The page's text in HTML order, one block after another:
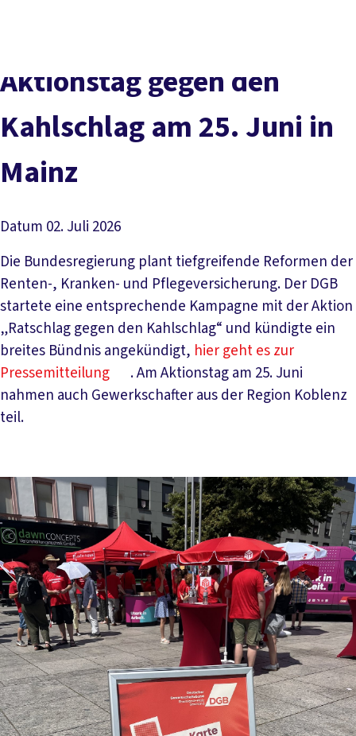
Politik vor Ort
Mitmachen
Aktionstag gegen den
Kahlschlag am 25. Juni in
Mainz
Datum 02. Juli 2026
Die Bundesregierung plant tiefgreifende Reformen der
Renten-, Kranken- und Pflegeversicherung. Der DGB
startete eine entsprechende Kampagne mit der Aktion
„Ratschlag gegen den Kahlschlag“ und kündigte ein
breites Bündnis angekündigt, hier geht es zur
Pressemitteilung
. Am Aktionstag am 25. Juni
nahmen auch Gewerkschafter aus der Region Koblenz
teil.